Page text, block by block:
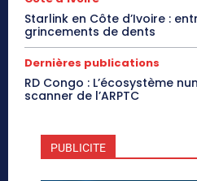
Starlink en Côte d’Ivoire :
grincements de dents
Dernières publications
RD Congo : L’écosystème
scanner de l’ARPTC
PUBLICITE